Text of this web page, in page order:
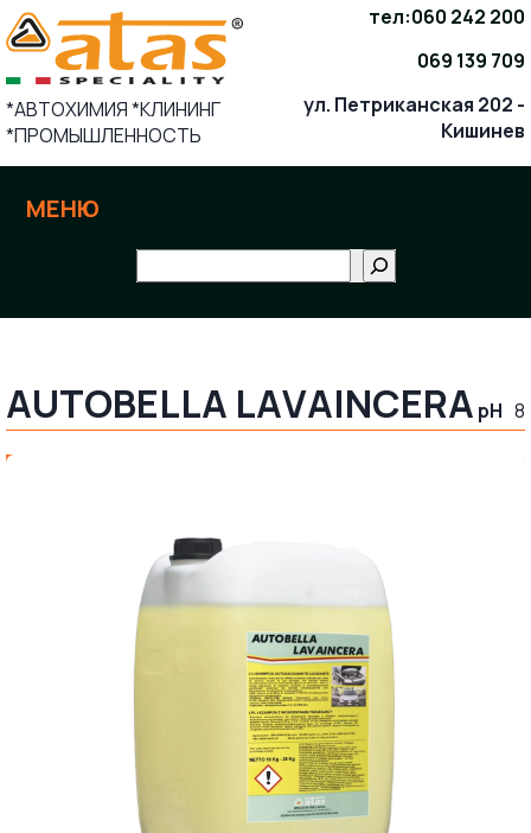
Skip
to
content
*АВТОХИМИЯ *КЛИНИНГ
*ПРОМЫШЛЕННОСТЬ
тел:060 242 200
069 139 709
ул. Петриканская 202 -
Кишинев
МЕНЮ
AUTOBELLA LAVAINCERA pH 8